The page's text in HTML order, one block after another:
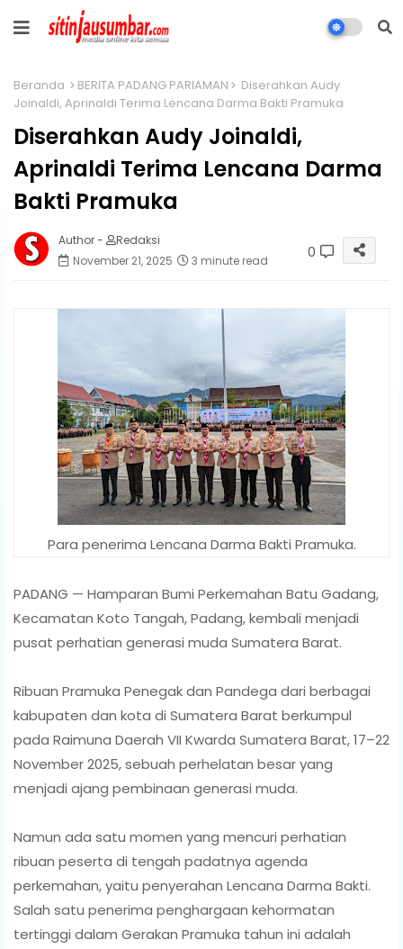
Beranda BERITA PADANG PARIAMAN
Diserahkan Audy
Joinaldi, Aprinaldi Terima Lencana Darma Bakti Pramuka
Diserahkan Audy Joinaldi,
Aprinaldi Terima Lencana Darma
Bakti Pramuka
Author -
Redaksi
November 21, 2025
3 minute read 0
Para penerima Lencana Darma Bakti Pramuka.
PADANG — Hamparan Bumi Perkemahan Batu Gadang,
Kecamatan Koto Tangah, Padang, kembali menjadi
pusat perhatian generasi muda Sumatera Barat.
Ribuan Pramuka Penegak dan Pandega dari berbagai
kabupaten dan kota di Sumatera Barat berkumpul
pada Raimuna Daerah VII Kwarda Sumatera Barat, 17–22
November 2025, sebuah perhelatan besar yang
menjadi ajang pembinaan generasi muda.
Namun ada satu momen yang mencuri perhatian
ribuan peserta di tengah padatnya agenda
perkemahan, yaitu penyerahan Lencana Darma Bakti.
Salah satu penerima penghargaan kehormatan
tertinggi dalam Gerakan Pramuka tahun ini adalah